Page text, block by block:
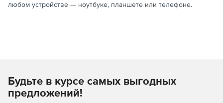
любом устройстве — ноутбуке, планшете или телефоне.
Будьте в курсе самых выгодных
предложений!